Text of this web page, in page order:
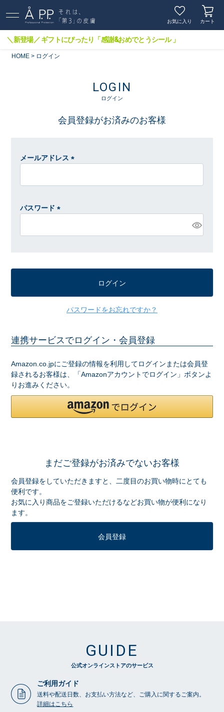
お気に入り カート
＼新登場／ ギフトにぴったり「感謝&おめでとうシール 」
HOME ログイン
LOGIN
ログイン
会員登録がお済みのお客様
メールアドレス
パスワード
ログイン
パスワードをお忘れですか？
連携サービスでログイン・会員登録
Amazon.co.jpにご登録の情報を利用してログインまたは会員登
録されるお客様は、「Amazonアカウントでログイン」ボタンよ
りお進みください。
まだご登録がお済みでないお客様
会員登録をしていただきますと、二度目のお買い物時にとても
便利です。
お気に入り商品をご登録いただけるなどお買い物が便利になり
ます。
会員登録
GUIDE
公式オンラインストアのサービス
ご利用ガイド
送料や配送日数、お支払い方法など、ご購入に関するご案内。
詳細はこちら